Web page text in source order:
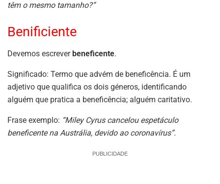
têm o mesmo tamanho?”
Benificiente
Devemos escreverbeneficente.
Significado: Termo que advém de beneficência. É um
adjetivo que qualifica os dois géneros, identificando
alguém que pratica a beneficência; alguém caritativo.
Frase exemplo: “Miley Cyrus cancelou espetáculo
beneficente na Austrália, devido ao coronavírus”.
PUBLICIDADE